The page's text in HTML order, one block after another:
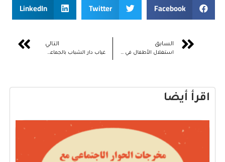
Facebook
Twitter
LinkedIn
السابق
استغلال الأطفال في التسول
التالي
غياب دار الشباب بالجماعة الترابية أحد بوموسى إقليم الفقيه بن صالح
اقرأ أيضا